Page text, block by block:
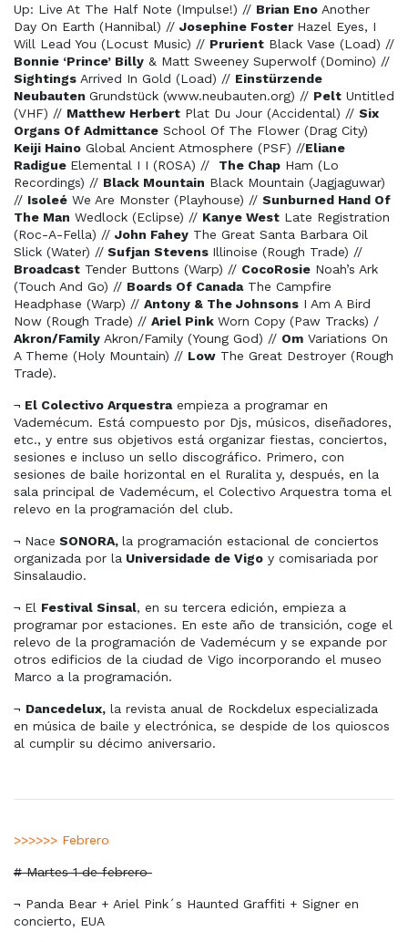
Up: Live At The Half Note (Impulse!) // Brian Eno Another
Day On Earth (Hannibal) // Josephine Foster Hazel Eyes, I
Will Lead You (Locust Music) // Prurient Black Vase (Load) //
Bonnie ‘Prince’ Billy & Matt Sweeney Superwolf (Domino) //
Sightings Arrived In Gold (Load) // Einstürzende
Neubauten Grundstück (www.neubauten.org) // Pelt Untitled
(VHF) // Matthew Herbert Plat Du Jour (Accidental) // Six
Organs Of Admittance School Of The Flower (Drag City)
Keiji Haino Global Ancient Atmosphere (PSF) //Eliane
Radigue Elemental I I (ROSA) // The Chap Ham (Lo
Recordings) // Black Mountain Black Mountain (Jagjaguwar)
// Isoleé We Are Monster (Playhouse) // Sunburned Hand Of
The Man Wedlock (Eclipse) // Kanye West Late Registration
(Roc-A-Fella) // John Fahey The Great Santa Barbara Oil
Slick (Water) // Sufjan Stevens Illinoise (Rough Trade) //
Broadcast Tender Buttons (Warp) // CocoRosie Noah’s Ark
(Touch And Go) // Boards Of CanadaThe Campfire
Headphase (Warp) // Antony & The Johnsons I Am A Bird
Now (Rough Trade) // Ariel Pink Worn Copy (Paw Tracks) /
Akron/Family Akron/Family (Young God) // Om Variations On
A Theme (Holy Mountain) // Low The Great Destroyer (Rough
Trade).
¬ El Colectivo Arquestraempieza a programar en
Vademécum. Está compuesto por Djs, músicos, diseñadores,
etc., y entre sus objetivos está organizar fiestas, conciertos,
sesiones e incluso un sello discográfico. Primero, con
sesiones de baile horizontal en el Ruralita y, después, en la
sala principal de Vademécum, el Colectivo Arquestra toma el
relevo en la programación del club.
¬ Nace SONORA, la programación estacional de conciertos
organizada por la Universidade de Vigo y comisariada por
Sinsalaudio.
¬ El Festival Sinsal, en su tercera edición, empieza a
programar por estaciones. En este año de transición, coge el
relevo de la programación de Vademécum y se expande por
otros edificios de la ciudad de Vigo incorporando el museo
Marco a la programación.
¬ Dancedelux, la revista anual de Rockdelux especializada
en música de baile y electrónica, se despide de los quioscos
al cumplir su décimo aniversario.
>>>>>> Febrero
# Martes 1 de febrero
¬ Panda Bear + Ariel Pink´s Haunted Graffiti + Signer en
concierto, EUA